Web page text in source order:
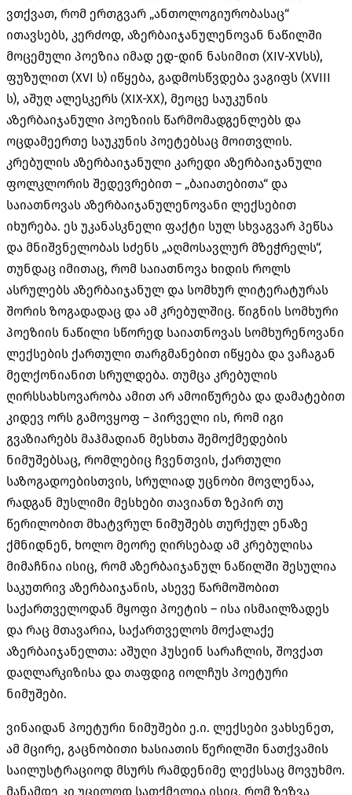
ვთქვათ, რომ ერთგვარ „ანთოლოგიურობასაც“
ითავსებს, კერძოდ, აზერბაიჯანულენოვან ნაწილში
მოცემული პოეზია იმად ედ-დინ ნასიმით (XIV-XVსს),
ფუზულით (XVI ს) იწყება, გადმოსწვდება ვაგიფს (XVIII
ს), აშუღ ალესკერს (XIX-XX), მეოცე საუკუნის
აზერბაიჯანული პოეზიის წარმომადგენლებს და
ოცდამეერთე საუკუნის პოეტებსაც მოითვლის.
კრებულის აზერბაიჯანული კარედი აზერბაიჯანული
ფოლკლორის შედევრებით – „ბაიათებითა“ და
საიათნოვას აზერბაიჯანულენოვანი ლექსებით
იხურება. ეს უკანასკნელი ფაქტი სულ სხვაგვარ პეწსა
და მნიშვნელობას სძენს „აღმოსავლურ მზეჭრელს“,
თუნდაც იმითაც, რომ საიათნოვა ხიდის როლს
ასრულებს აზერბაიჯანულ და სომხურ ლიტერატურას
შორის ზოგადადაც და ამ კრებულშიც. წიგნის სომხური
პოეზიის ნაწილი სწორედ საიათნოვას სომხურენოვანი
ლექსების ქართული თარგმანებით იწყება და ვაჩაგან
მელქონიანით სრულდება. თუმცა კრებულის
ღირსსახსოვარობა ამით არ ამოიწურება და დამატებით
კიდევ ორს გამოვყოფ – პირველი ის, რომ იგი
გვაზიარებს მაჰმადიან მესხთა შემოქმედების
ნიმუშებსაც, რომლებიც ჩვენთვის, ქართული
საზოგადოებისთვის, სრულიად უცნობი მოვლენაა,
რადგან მუსლიმი მესხები თავიანთ ზეპირ თუ
წერილობით მხატვრულ ნიმუშებს თურქულ ენაზე
ქმნიდნენ, ხოლო მეორე ღირსებად ამ კრებულისა
მიმაჩნია ისიც, რომ აზერბაიჯანულ ნაწილში შესულია
საკუთრივ აზერბაიჯანის, ასევე წარმოშობით
საქართველოდან მყოფი პოეტის – ისა ისმაილზადეს
და რაც მთავარია, საქართველოს მოქალაქე
აზერბაიჯანელთა: აშუღი ჰუსეინ სარაჩლის, შოვქათ
დაღლარკიზისა და თაფდიგ იოლჩუს პოეტური
ნიმუშები.
ვინაიდან პოეტური ნიმუშები ე.ი. ლექსები ვახსენეთ,
ამ მცირე, გაცნობითი ხასიათის წერილში ნათქვამის
საილუსტრაციოდ მსურს რამდენიმე ლექსსაც მოვუხმო.
მანამდე კი უცილოდ სათქმელია ისიც, რომ ზეზვა